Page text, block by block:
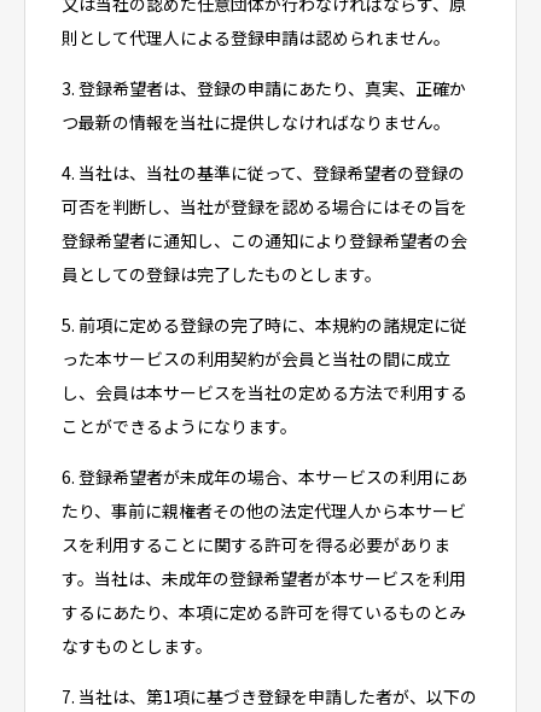
則として代理人による登録申請は認められません。
3. 登録希望者は、登録の申請にあたり、真実、正確か
つ最新の情報を当社に提供しなければなりません。
4. 当社は、当社の基準に従って、登録希望者の登録の
可否を判断し、当社が登録を認める場合にはその旨を
登録希望者に通知し、この通知により登録希望者の会
員としての登録は完了したものとします。
5. 前項に定める登録の完了時に、本規約の諸規定に従
った本サービスの利用契約が会員と当社の間に成立
し、会員は本サービスを当社の定める方法で利用する
ことができるようになります。
6. 登録希望者が未成年の場合、本サービスの利用にあ
たり、事前に親権者その他の法定代理人から本サービ
スを利用することに関する許可を得る必要がありま
す。当社は、未成年の登録希望者が本サービスを利用
するにあたり、本項に定める許可を得ているものとみ
なすものとします。
7. 当社は、第1項に基づき登録を申請した者が、以下の